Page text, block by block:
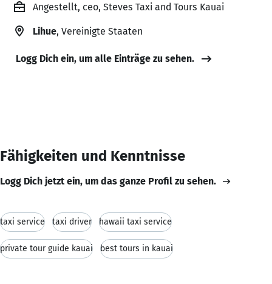
Angestellt, ceo, Steves Taxi and Tours Kauai
Lihue, Vereinigte Staaten
Logg Dich ein, um alle Einträge zu sehen.
Fähigkeiten und Kenntnisse
Logg Dich jetzt ein, um das ganze Profil zu sehen.
taxi service taxi driver hawaii taxi service
private tour guide kauai best tours in kauai